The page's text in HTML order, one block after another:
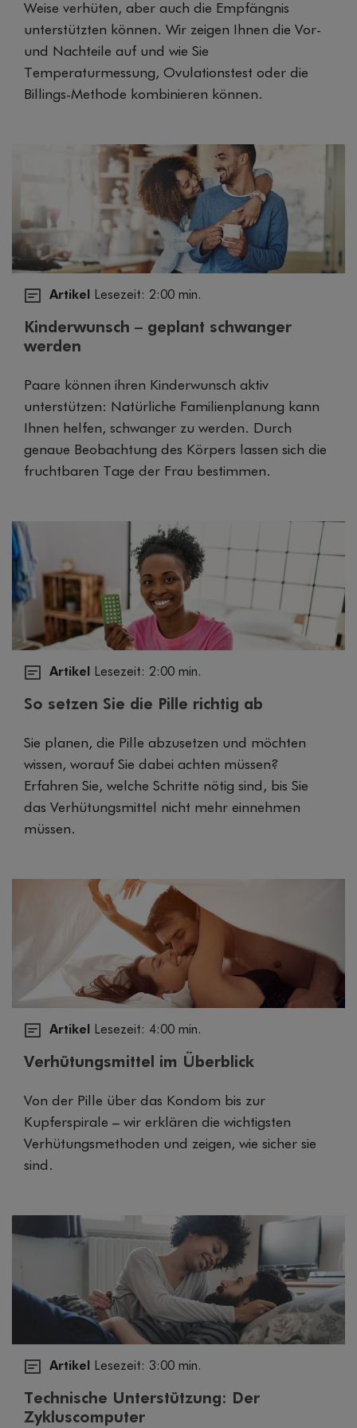
Weise verhüten, aber auch die Empfängnis
unterstützten können. Wir zeigen Ihnen die Vor-
und Nachteile auf und wie Sie
Temperaturmessung, Ovulationstest oder die
Billings-Methode kombinieren können.
Artikel Lesezeit: 2:00 min.
Kinderwunsch – geplant schwanger
werden
Paare können ihren Kinderwunsch aktiv
unterstützen: Natürliche Familienplanung kann
Ihnen helfen, schwanger zu werden. Durch
genaue Beobachtung des Körpers lassen sich die
fruchtbaren Tage der Frau bestimmen.
Artikel Lesezeit: 2:00 min.
So setzen Sie die Pille richtig ab
Sie planen, die Pille abzusetzen und möchten
wissen, worauf Sie dabei achten müssen?
Erfahren Sie, welche Schritte nötig sind, bis Sie
das Verhütungsmittel nicht mehr einnehmen
müssen.
Artikel Lesezeit: 4:00 min.
Verhütungsmittel im Überblick
Von der Pille über das Kondom bis zur
Kupferspirale – wir erklären die wichtigsten
Verhütungsmethoden und zeigen, wie sicher sie
sind.
Artikel Lesezeit: 3:00 min.
Technische Unterstützung: Der
Zykluscomputer